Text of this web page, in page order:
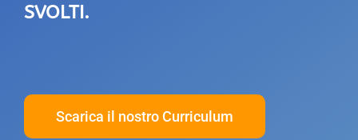
SVOLTI.
Scarica il nostro Curriculum